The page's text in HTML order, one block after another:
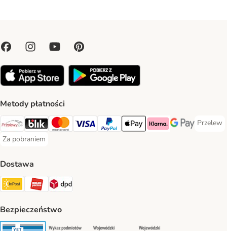
Metody płatności
Przelewy24 Payment Method
Blik Payment Method
MasterCard Payment Method
Visa Payment Method
PayPal Payment Method
Apple Pay Payment Method
Klarna Payment Method
Google Pay
Przelew
Przelew
Za pobraniem
Za pobraniem Payment Method
Dostawa
Paczkomat® Shipping Method
ORLEN Paczka Shipping Method
DPD Shipping Method
Bezpieczeństwo
Security Security Security